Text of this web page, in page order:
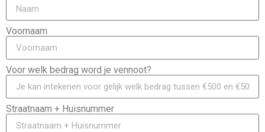
Voornaam
Voor welk bedrag word je vennoot?
Straatnaam + Huisnummer